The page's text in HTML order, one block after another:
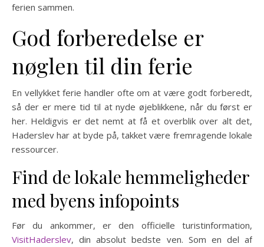
ferien sammen.
God forberedelse er
nøglen til din ferie
En vellykket ferie handler ofte om at være godt forberedt,
så der er mere tid til at nyde øjeblikkene, når du først er
her. Heldigvis er det nemt at få et overblik over alt det,
Haderslev har at byde på, takket være fremragende lokale
ressourcer.
Find de lokale hemmeligheder
med byens infopoints
Før du ankommer, er den officielle turistinformation,
VisitHaderslev, din absolut bedste ven. Som en del af